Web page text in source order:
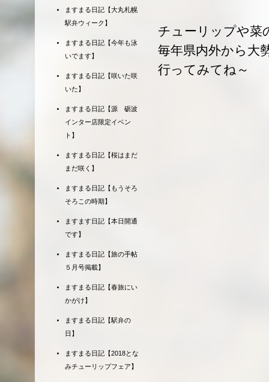
チューリップや菜
毎年県内外から大
行ってみてね～
ますまる日記【大丸札幌
駅弁ウィーク】
ますまる日記【今年も泳
いでます】
ますまる日記【咲いた咲
いた】
ますまる日記【源 砺波
インター店限定イベン
ト】
ますまる日記【桜はまだ
まだ咲く】
ますまる日記【もうそろ
そろこの時期】
ますます日記【本日開通
です】
ますまる日記【旅の手帖
５月号掲載】
ますまる日記【春旅にい
かがけ】
ますまる日記【駅弁の
日】
ますまる日記【2018とな
みチューリップフェア】